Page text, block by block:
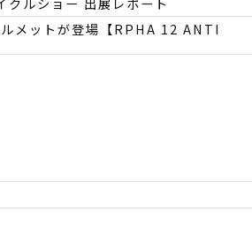
メットが登場【RPHA 12 ANTI